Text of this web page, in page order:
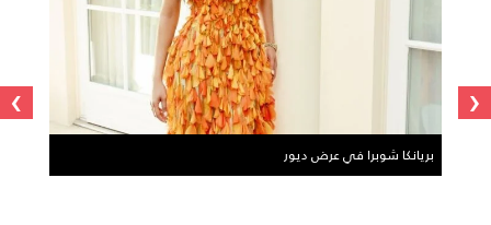
بريانكا شوبرا في عرض ديور
‹
›